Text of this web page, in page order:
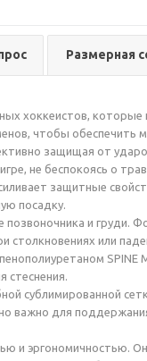
Размерная
хоккеистов,
чтобы обеспечить
защищая от
не беспокоясь о
защитные
посадку.
позвоночника и груди.
столкновениях или
пенополиуретаном
стеснения.
сублимированной
важно для
и эргономичностью.